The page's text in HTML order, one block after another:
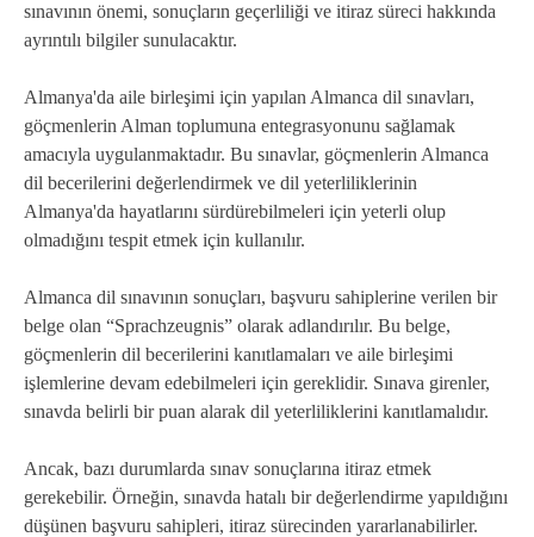
sınavının önemi, sonuçların geçerliliği ve itiraz süreci hakkında
ayrıntılı bilgiler sunulacaktır.
Almanya'da aile birleşimi için yapılan Almanca dil sınavları,
göçmenlerin Alman toplumuna entegrasyonunu sağlamak
amacıyla uygulanmaktadır. Bu sınavlar, göçmenlerin Almanca
dil becerilerini değerlendirmek ve dil yeterliliklerinin
Almanya'da hayatlarını sürdürebilmeleri için yeterli olup
olmadığını tespit etmek için kullanılır.
Almanca dil sınavının sonuçları, başvuru sahiplerine verilen bir
belge olan “Sprachzeugnis” olarak adlandırılır. Bu belge,
göçmenlerin dil becerilerini kanıtlamaları ve aile birleşimi
işlemlerine devam edebilmeleri için gereklidir. Sınava girenler,
sınavda belirli bir puan alarak dil yeterliliklerini kanıtlamalıdır.
Ancak, bazı durumlarda sınav sonuçlarına itiraz etmek
gerekebilir. Örneğin, sınavda hatalı bir değerlendirme yapıldığını
düşünen başvuru sahipleri, itiraz sürecinden yararlanabilirler.